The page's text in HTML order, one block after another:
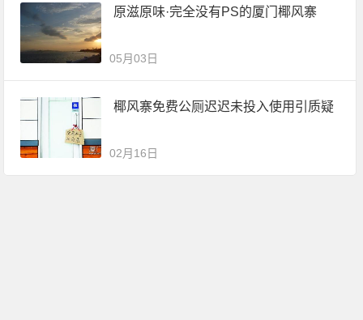
原滋原味·完全没有PS的厦门椰风寨
05月03日
椰风寨免费公厕迟迟未投入使用引质疑
02月16日